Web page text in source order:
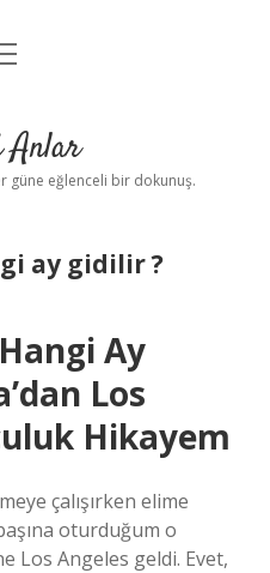
Anlar
güne eğlenceli bir dokunuş.
ay gidilir ?
Ay
Los
Hikayem
çalışırken elime
oturduğum o
Los Angeles geldi. Evet,